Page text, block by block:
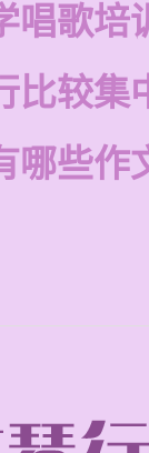
唱歌培
比较集
哪些作